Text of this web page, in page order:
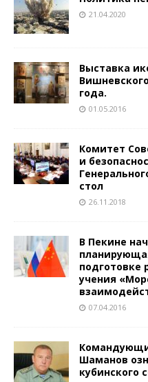
21.04.2020
Выставка
года.
01.05.2016
Комитет
и
стол
26.11.2018
В Пекине
подготовке
учения
07.04.2016
Шаманов
кубинского